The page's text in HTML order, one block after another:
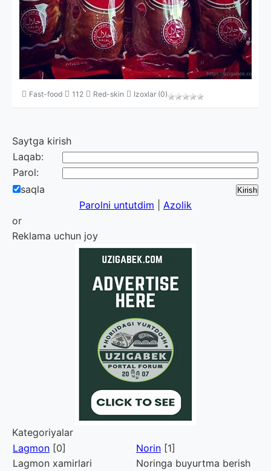
Fast-food 112 Red-skin Izoxlar (0)
Saytga kirish
Laqab:
Parol:
saqla
Parolni untutdim
Azolik
or
Reklama uchun joy
Kategoriyalar
Lagmon [0]
Lagmon xamirlari
Norin [1]
Noringa buyurtma berish